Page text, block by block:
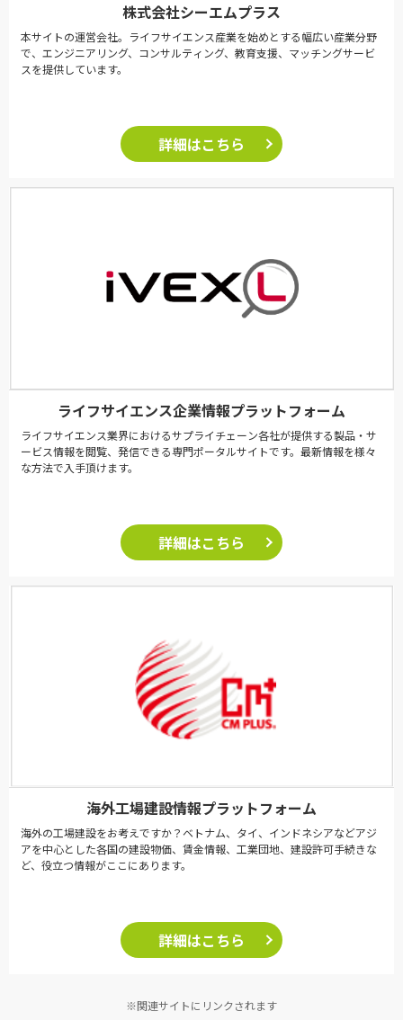
株式会社シーエムプラス
本サイトの運営会社。ライフサイエンス産業を始めとする幅広い産業分野
で、エンジニアリング、コンサルティング、教育支援、マッチングサービ
スを提供しています。
詳細はこちら
ライフサイエンス企業情報プラットフォーム
ライフサイエンス業界におけるサプライチェーン各社が提供する製品・サ
ービス情報を閲覧、発信できる専門ポータルサイトです。最新情報を様々
な方法で入手頂けます。
詳細はこちら
海外工場建設情報プラットフォーム
海外の工場建設をお考えですか？ベトナム、タイ、インドネシアなどアジ
アを中心とした各国の建設物価、賃金情報、工業団地、建設許可手続きな
ど、役立つ情報がここにあります。
詳細はこちら
※関連サイトにリンクされます